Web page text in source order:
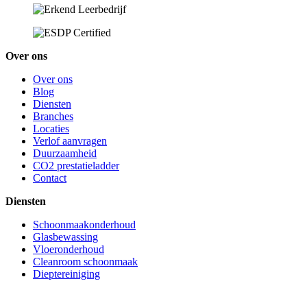
Over ons
Over ons
Blog
Diensten
Branches
Locaties
Verlof aanvragen
Duurzaamheid
CO2 prestatieladder
Contact
Diensten
Schoonmaakonderhoud
Glasbewassing
Vloeronderhoud
Cleanroom schoonmaak
Dieptereiniging